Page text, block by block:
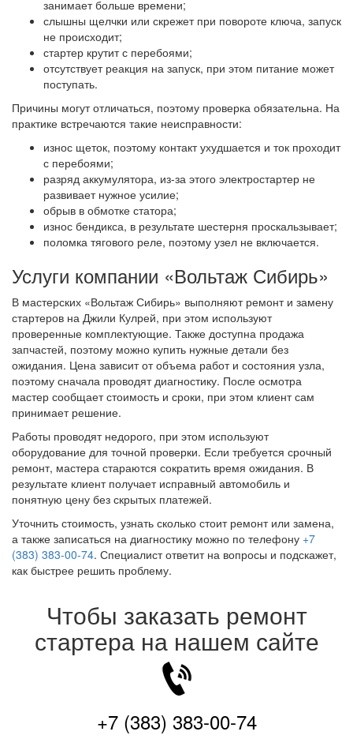
занимает больше времени;
слышны щелчки или скрежет при повороте ключа, запуск
не происходит;
стартер крутит с перебоями;
отсутствует реакция на запуск, при этом питание может
поступать.
Причины могут отличаться, поэтому проверка обязательна. На
практике встречаются такие неисправности:
износ щеток, поэтому контакт ухудшается и ток проходит
с перебоями;
разряд аккумулятора, из-за этого электростартер не
развивает нужное усилие;
обрыв в обмотке статора;
износ бендикса, в результате шестерня проскальзывает;
поломка тягового реле, поэтому узел не включается.
Услуги компании «Вольтаж Сибирь»
В мастерских «Вольтаж Сибирь» выполняют ремонт и замену
стартеров на Джили Кулрей, при этом используют
проверенные комплектующие. Также доступна продажа
запчастей, поэтому можно купить нужные детали без
ожидания. Цена зависит от объема работ и состояния узла,
поэтому сначала проводят диагностику. После осмотра
мастер сообщает стоимость и сроки, при этом клиент сам
принимает решение.
Работы проводят недорого, при этом используют
оборудование для точной проверки. Если требуется срочный
ремонт, мастера стараются сократить время ожидания. В
результате клиент получает исправный автомобиль и
понятную цену без скрытых платежей.
Уточнить стоимость, узнать сколько стоит ремонт или замена,
а также записаться на диагностику можно по телефону +7
(383) 383-00-74. Специалист ответит на вопросы и подскажет,
как быстрее решить проблему.
Чтобы заказать ремонт
стартера на нашем сайте
+7 (383) 383-00-74